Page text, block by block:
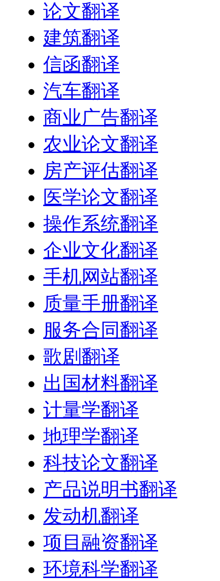
论文翻译
建筑翻译
信函翻译
汽车翻译
商业广告翻译
农业论文翻译
房产评估翻译
医学论文翻译
操作系统翻译
企业文化翻译
手机网站翻译
质量手册翻译
服务合同翻译
歌剧翻译
出国材料翻译
计量学翻译
地理学翻译
科技论文翻译
产品说明书翻译
发动机翻译
项目融资翻译
环境科学翻译